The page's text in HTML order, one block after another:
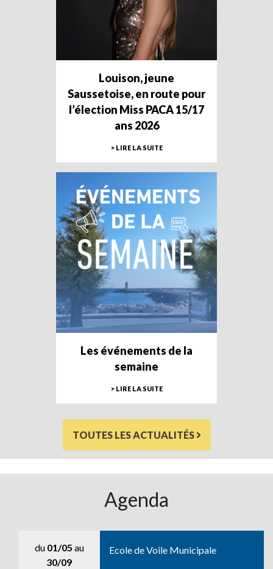
Louison, jeune
Saussetoise, en route pour
l’élection Miss PACA 15/17
ans 2026
> LIRE LA SUITE
Les événements de la
semaine
> LIRE LA SUITE
TOUTES LES ACTUALITÉS
Agenda
du 01/05 au
30/09
Ecole de Voile Municipale